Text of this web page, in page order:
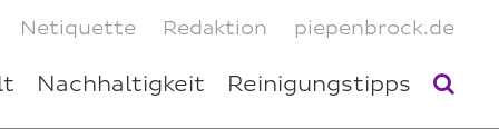
Netiquette Redaktion piepenbrock.de
Nachhaltigkeit Reinigungstipps